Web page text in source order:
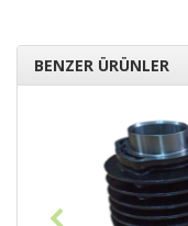
BENZER ÜRÜNLER